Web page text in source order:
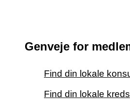
Genveje for
Find din lokale
Find din lokale kreds